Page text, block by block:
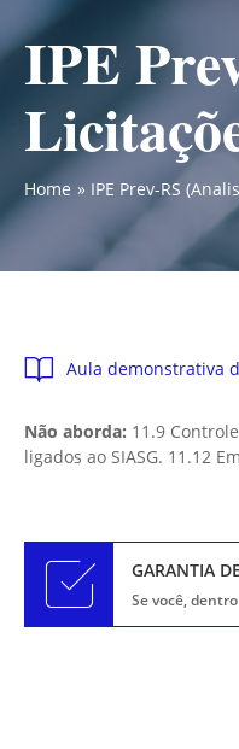
IPE
Home IPE Prev-RS
Aula demonstrativa
Não aborda: 11.9
ligados ao SIASG. 11.12
GARANTIA
Se você,